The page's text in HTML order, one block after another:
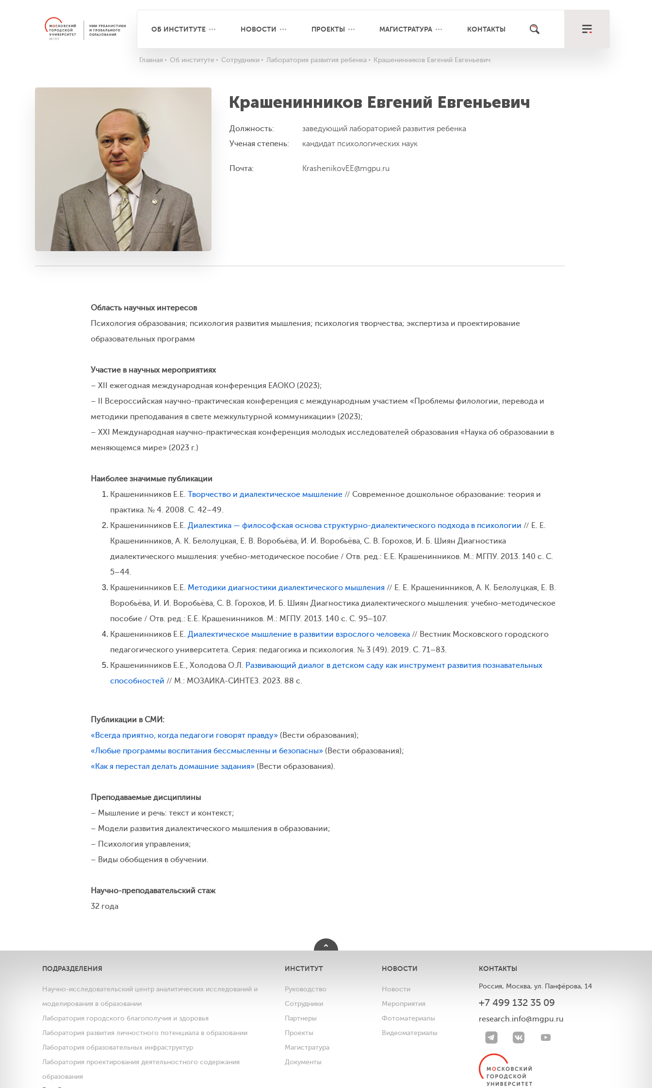
ОБ ИНСТИТУТЕ НОВОСТИ ПРОЕКТЫ МАГИСТРАТУРА КОНТАКТЫ
Главная Об институте Сотрудники Лаборатория развития ребенка Крашенинников Евгений Евгеньевич
Крашенинников Евгений Евгеньевич
Должность:
заведующий лабораторией развития ребенка
Ученая степень:
кандидат психологических наук
Почта: KrashenikovEE@mgpu.ru
Область научных интересов
Психология образования; психология развития мышления; психология творчества; экспертиза и проектирование
образовательных программ
Участие в научных мероприятиях
– XII ежегодная международная конференция ЕАОКО (2023);
– II Всероссийская научно-практическая конференция с международным участием «Проблемы филологии, перевода и
методики преподавания в свете межкультурной коммуникации» (2023);
– XXI Международная научно-практическая конференция молодых исследователей образования «Наука об образовании в
меняющемся мире» (2023 г.)
Наиболее значимые публикации
Крашенинников Е.Е. Творчество и диалектическое мышление // Современное дошкольное образование: теория и
практика. № 4. 2008. С. 42–49.
Крашенинников Е.Е. Диалектика — философская основа структурно-диалектического подхода в психологии // Е. Е.
Крашенинников, А. К. Белолуцкая, Е. В. Воробьёва, И. И. Воробьёва, С. В. Горохов, И. Б. Шиян Диагностика
диалектического мышления: учебно-методическое пособие / Отв. ред.: Е.Е. Крашенинников. М.: МГПУ. 2013. 140 с. С.
5–44.
Крашенинников Е.Е. Методики диагностики диалектического мышления // Е. Е. Крашенинников, А. К. Белолуцкая, Е. В.
Воробьёва, И. И. Воробьёва, С. В. Горохов, И. Б. Шиян Диагностика диалектического мышления: учебно-методическое
пособие / Отв. ред.: Е.Е. Крашенинников. М.: МГПУ. 2013. 140 с. С. 95–107.
Крашенинников Е.Е. Диалектическое мышление в развитии взрослого человека // Вестник Московского городского
педагогического университета. Серия: педагогика и психология. № 3 (49). 2019. С. 71–83.
Крашенинников Е.Е., Холодова О.Л. Развивающий диалог в детском саду как инструмент развития познавательных
способностей // М.: МОЗАИКА-СИНТЕЗ. 2023. 88 с.
Публикации в СМИ:
«Всегда приятно, когда педагоги говорят правду» (Вести образования);
«Любые программы воспитания бессмысленны и безопасны» (Вести образования);
«Как я перестал делать домашние задания» (Вести образования).
Преподаваемые дисциплины
– Мышление и речь: текст и контекст;
– Модели развития диалектического мышления в образовании;
– Психология управления;
– Виды обобщения в обучении.
Научно-преподавательский стаж
32 года
ПОДРАЗДЕЛЕНИЯ
Научно-исследовательский центр аналитических исследований и
моделирования в образовании
Лаборатория городского благополучия и здоровья
Лаборатория развития личностного потенциала в образовании
Лаборатория образовательных инфраструктур
Лаборатория проектирования деятельностного содержания
образования
ИНСТИТУТ
Руководство
Сотрудники
Партнеры
Проекты
Магистратура
Документы
НОВОСТИ
Новости
Мероприятия
Фотоматериалы
Видеоматериалы
КОНТАКТЫ
Россия, Москва, ул. Панфёрова, 14
+7 499 132 35 09
research.info@mgpu.ru